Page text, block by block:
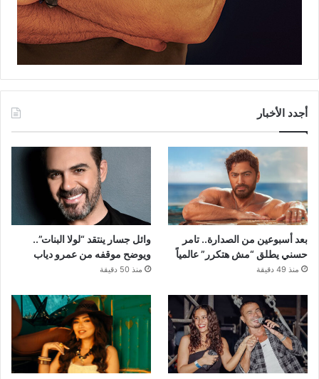
أجدد الأخبار
بعد أسبوعين من الصدارة.. تامر
حسني يطلق “مش هتكرر” عالمياً
منذ 49 دقيقة
وائل جسار ينتقد “لولا البنات”..
ويوضح موقفه من عمرو دياب
منذ 50 دقيقة